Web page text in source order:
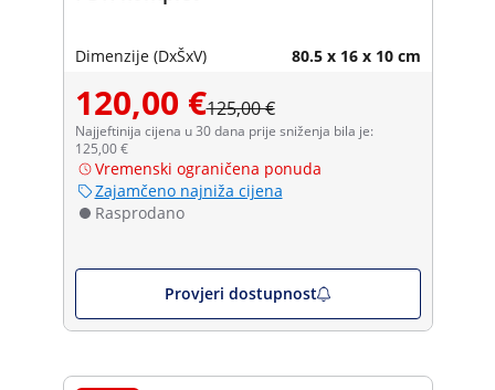
Dimenzije (DxŠxV) 80.5 x 16 x 10 cm
120,00 €125,00 €
Najjeftinija cijena u 30 dana prije sniženja bila je:
125,00 €
Vremenski ograničena ponuda
Zajamčeno najniža cijena
Rasprodano
Provjeri dostupnost